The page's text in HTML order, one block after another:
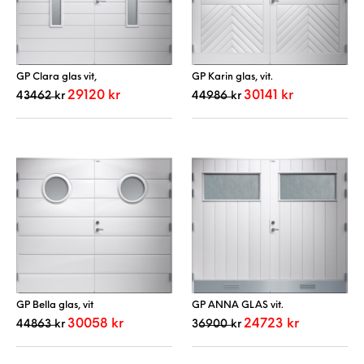
GP Clara glas vit,
43462kr Det ursprungliga priset var: 43462 kr.
29120 krDet nuvarande priset är: 29120 kr.
GP Karin glas, vit.
44986kr Det ursprungliga priset
30141 krDet nuvarande
GP Bella glas, vit
44863kr Det ursprungliga priset var: 44863 kr.
30058 krDet nuvarande priset är: 30058 kr.
GP ANNA GLAS vit.
36900kr Det ursprungliga priset
24723 krDet